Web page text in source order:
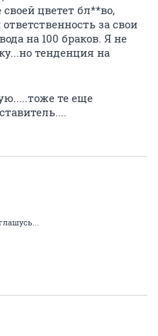
цветет бл**во,
за свои
на 100 браков. Я не
тенденция на
те еще